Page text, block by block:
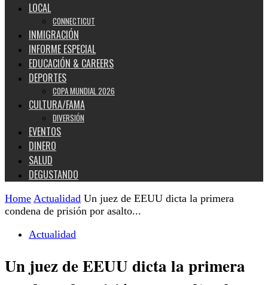
LOCAL
CONNECTICUT
INMIGRACIÓN
INFORME ESPECIAL
EDUCACIÓN & CAREERS
DEPORTES
COPA MUNDIAL 2026
CULTURA/FAMA
DIVERSIÓN
EVENTOS
DINERO
SALUD
DEGUSTANDO
Home Actualidad Un juez de EEUU dicta la primera
condena de prisión por asalto...
Actualidad
Un juez de EEUU dicta la primera